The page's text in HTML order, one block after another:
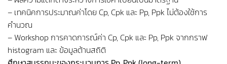
– เทคนิคการประมาณค่าโดย Cp, Cpk และ Pp, Ppk ไม่ต้องใช้การ
คำนวณ
– Workshop การคาดการณ์ค่า Cp, Cpk และ Pp, Ppk จากกราฟ
histogram และ ข้อมูลต้านสถิติ